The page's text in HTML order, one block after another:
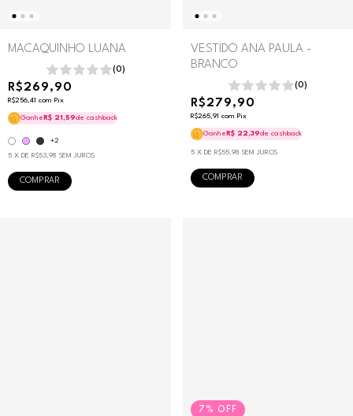
MACAQUINHO LUANA
(0)
R$269,90
R$256,41 com Pix
Ganhe R$ 21,59de cashback
+2
5 X DE R$53,98 SEM JUROS
COMPRAR
VESTIDO ANA PAULA -
BRANCO
(0)
R$279,90
R$265,91 com Pix
Ganhe R$ 22,39de cashback
5 X DE R$55,98 SEM JUROS
COMPRAR
7 % OFF